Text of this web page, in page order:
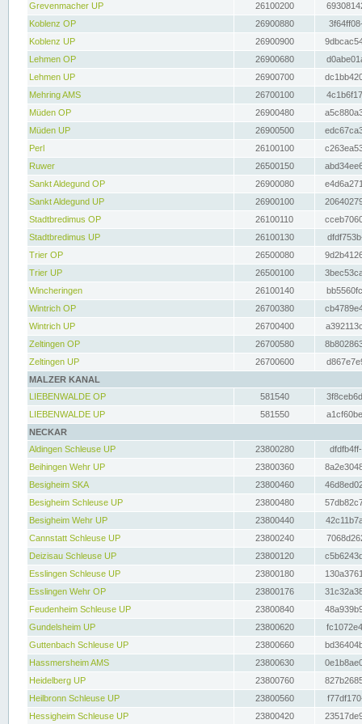
Grevenmacher UP
26100200
Koblenz OP
26900880
Koblenz UP
26900900
Lehmen OP
26900680
Lehmen UP
26900700
Mehring AMS
26700100
Müden OP
26900480
Müden UP
26900500
Perl
26100100
Ruwer
26500150
Sankt Aldegund OP
26900080
Sankt Aldegund UP
26900100
Stadtbredimus OP
26100110
Stadtbredimus UP
26100130
Trier OP
26500080
Trier UP
26500100
Wincheringen
26100140
Wintrich OP
26700380
Wintrich UP
26700400
Zeltingen OP
26700580
Zeltingen UP
26700600
MALZER KANAL
LIEBENWALDE OP
581540
LIEBENWALDE UP
581550
NECKAR
Aldingen Schleuse UP
23800280
Beihingen Wehr UP
23800360
Besigheim SKA
23800460
Besigheim Schleuse UP
23800480
Besigheim Wehr UP
23800440
Cannstatt Schleuse UP
23800240
Deizisau Schleuse UP
23800120
Esslingen Schleuse UP
23800180
Esslingen Wehr OP
23800176
Feudenheim Schleuse UP
23800840
Gundelsheim UP
23800620
Guttenbach Schleuse UP
23800660
Hassmersheim AMS
23800630
Heidelberg UP
23800760
Heilbronn Schleuse UP
23800560
Hessigheim Schleuse UP
23800420